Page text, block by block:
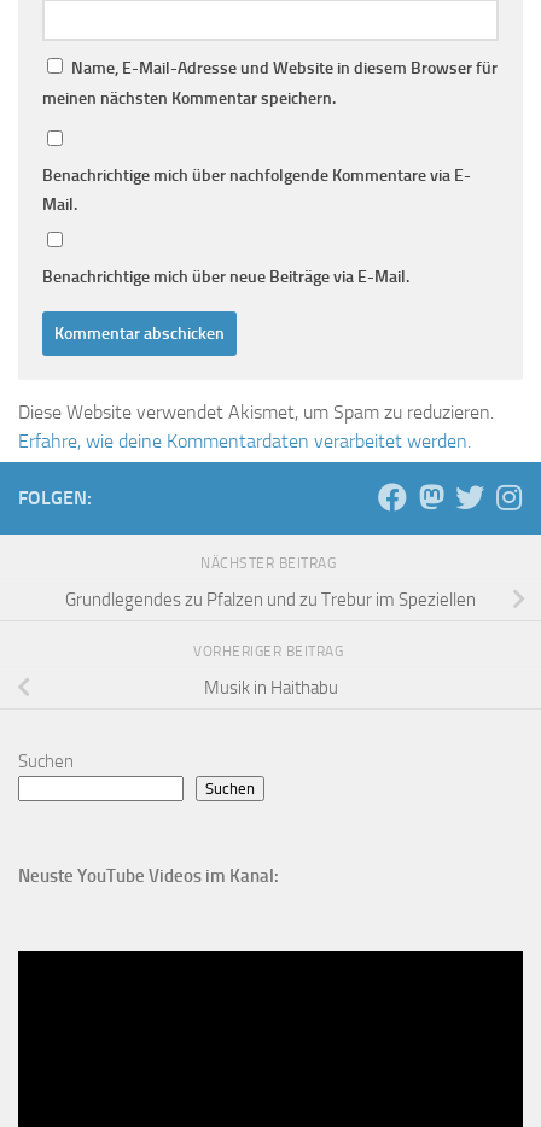
Name, E-Mail-Adresse und Website in diesem Browser für
meinen nächsten Kommentar speichern.
Benachrichtige mich über nachfolgende Kommentare via E-
Mail.
Benachrichtige mich über neue Beiträge via E-Mail.
Diese Website verwendet Akismet, um Spam zu reduzieren.
Erfahre, wie deine Kommentardaten verarbeitet werden.
FOLGEN:
NÄCHSTER BEITRAG
Grundlegendes zu Pfalzen und zu Trebur im Speziellen
VORHERIGER BEITRAG
Musik in Haithabu
Suchen
Suchen
Neuste YouTube Videos im Kanal: